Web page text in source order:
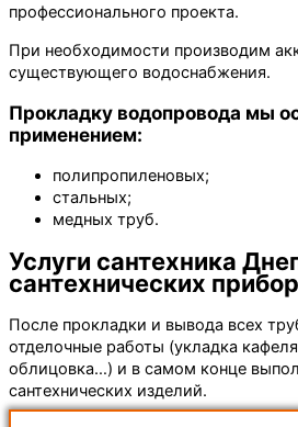
профессионального проекта.
При необходимости производим
существующего водоснабжения.
Прокладку водопровода мы
применением:
полипропиленовых;
стальных;
медных труб.
Услуги сантехника
сантехнических
После прокладки и вывода всех
отделочные работы (укладка
облицовка…) и в самом конце
сантехнических изделий.